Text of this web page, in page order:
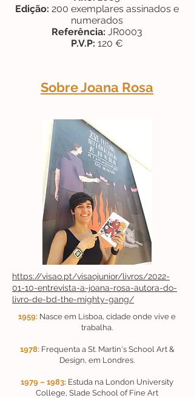
Edição: 200 exemplares assinados e
numerados
Referência: JR0003
P.V.P: 120 €
Sobre Joana Rosa
https://visao.pt/visaojunior/livros/2022-
01-10-entrevista-a-joana-rosa-autora-do-
livro-de-bd-the-mighty-gang/
1959: Nasce em Lisboa, cidade onde vive e
trabalha.
1978: Frequenta a St. Martin's School Art &
Design, em Londres.
1979 – 1983: Estuda na London University
College, Slade School of Fine Art